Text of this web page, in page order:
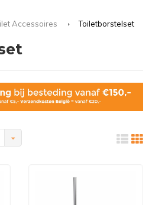
Accessoires Toiletborstelset